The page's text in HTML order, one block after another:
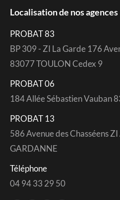
Localisation de nos agences
PROBAT 83
BP 309 - ZI La Garde 176
83077 TOULON Cedex 9
PROBAT 06
184 Allée Sébastien Vauban
PROBAT 13
586 Avenue des Chasséens
GARDANNE
Téléphone
04 94 33 29 50